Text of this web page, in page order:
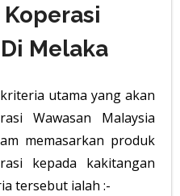
Melaka
utama yang akan
Wawasan Malaysia
memasarkan produk
kepada kakitangan
tersebut ialah :-